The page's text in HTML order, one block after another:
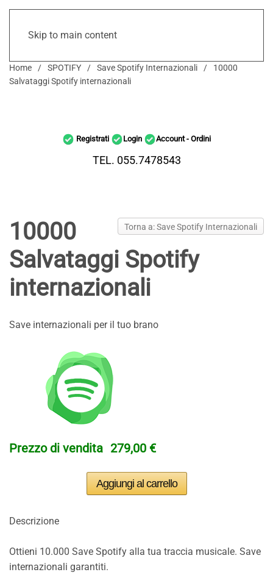
Skip to main content
Home SPOTIFY Save Spotify Internazionali
10000
Salvataggi Spotify internazionali
Registrati Login Account - Ordini
TEL. 055.7478543
Torna a: Save Spotify Internazionali
10000
Salvataggi Spotify
internazionali
Save internazionali per il tuo brano
Prezzo di vendita 279,00 €
Descrizione
Ottieni 10.000 Save Spotify alla tua traccia musicale. Save
internazionali garantiti.